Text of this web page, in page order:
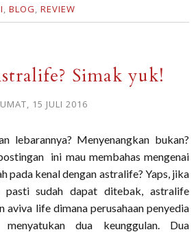
, BLOG, REVIEW
Simak yuk!
15 JULI 2016
lebarannya? Menyenangkan bukan?
ini mau membahas mengenai
pada kenal dengan astralife? Yaps, jika
pasti sudah dapat ditebak, astralife
aviva life dimana perusahaan penyedia
dua keunggulan. Dua